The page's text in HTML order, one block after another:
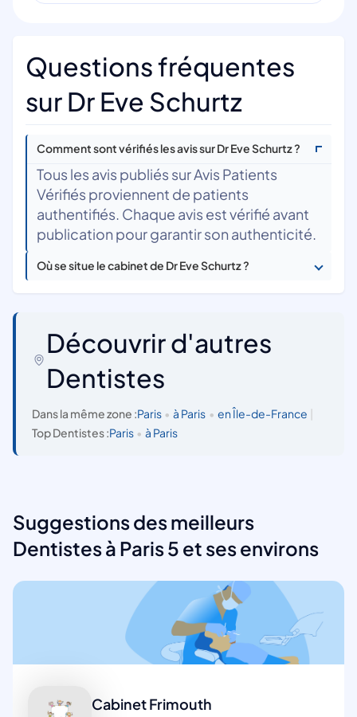
Questions fréquentes
sur Dr Eve Schurtz
Comment sont vérifiés les avis sur Dr Eve Schurtz ?
Tous les avis publiés sur Avis Patients
Vérifiés proviennent de patients
authentifiés. Chaque avis est vérifié avant
publication pour garantir son authenticité.
Où se situe le cabinet de Dr Eve Schurtz ?
Découvrir d'autres
Dentistes
Dans la même zone :Paris • à Paris • en Île-de-France
Top Dentistes :Paris • à Paris
Suggestions des meilleurs
Dentistes à Paris 5 et ses environs
Cabinet Frimouth